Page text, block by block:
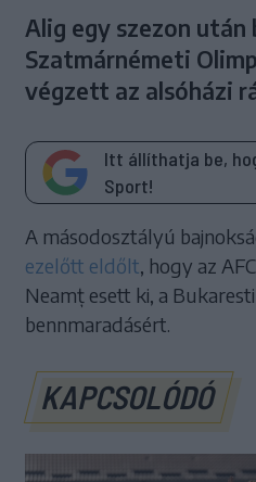
Alig egy szezon
Szatmárnémeti
végzett az alsóházi
Itt állíthatja be,
Sport!
A másodosztályú
ezelőtt eldőlt, hogy az
Neamț esett ki, a
bennmaradásért.
KAPCSOLÓDÓ